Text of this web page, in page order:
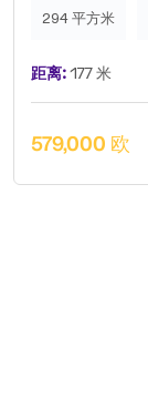
过精心设计，
真正的优势，非
有有效的本地住
在一个成熟且
立即使用的投资
说，这是一个
294 平方米
距离:177 米
579,000 欧